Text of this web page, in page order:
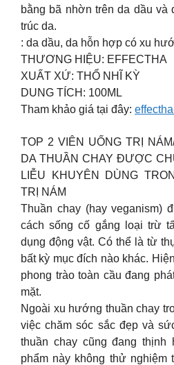
bằng bã nhờn trên da dầu và
trúc da.
: da dầu, da hỗn hợp có xu
THƯƠNG HIỆU: EFFECTHA
XUẤT XỨ: THỔ NHĨ KỲ
DUNG TÍCH: 100ML
Tham khảo giá tại đây:
TOP 2 VIÊN UỐNG TRỊ
DA THUẦN CHAY ĐƯỢC
LIỄU KHUYÊN DÙNG
TRỊ NÁM
Thuần chay (hay veganism)
cách sống cố gắng loại trừ
dụng động vật. Có thể là từ
bất kỳ mục đích nào khác.
phong trào toàn cầu đang
mặt.
Ngoài xu hướng thuần chay
việc chăm sóc sắc đẹp và
thuần chay cũng đang thịnh
phẩm này không thử nghiệm